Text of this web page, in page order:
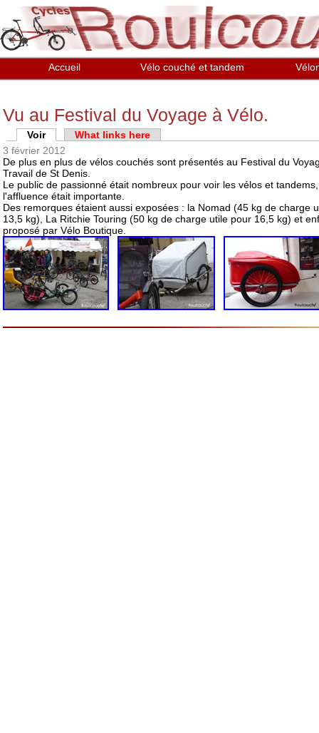
Aller au contenu principal
Accueil Vélo couché et tandem
Vu au Festival du Voyage à Vélo.
Onglets principaux
Voir(onglet actif)
What links here
3 février 2012
De plus en plus de vélos couchés sont présentés au Festival du
Travail de St Denis.
Le public de passionné était nombreux pour voir les vélos et
l'affluence était importante.
Des remorques étaient aussi exposées : la Nomad (45 kg de
13,5 kg), La Ritchie Touring (50 kg de charge utile pour 16,5 kg) et
proposé par Vélo Boutique.